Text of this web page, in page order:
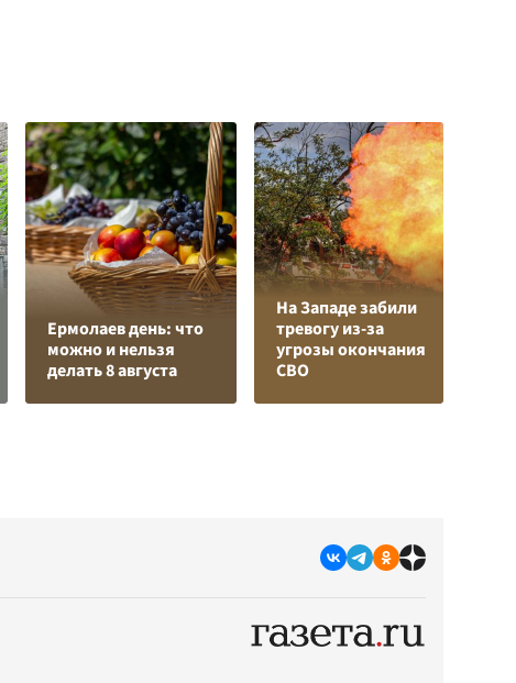
Ермолаев день: что
можно и нельзя
делать 8 августа
На Западе забили
тревогу из-за
угрозы окончания
СВО